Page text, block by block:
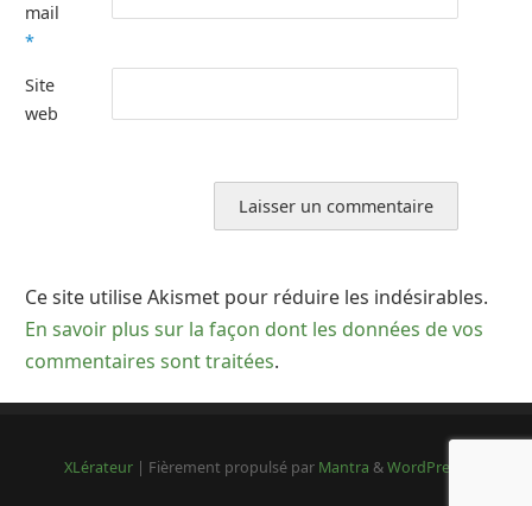
mail
*
Site
web
Ce site utilise Akismet pour réduire les indésirables.
En savoir plus sur la façon dont les données de vos
commentaires sont traitées.
XLérateur | Fièrement propulsé par Mantra &WordPress.